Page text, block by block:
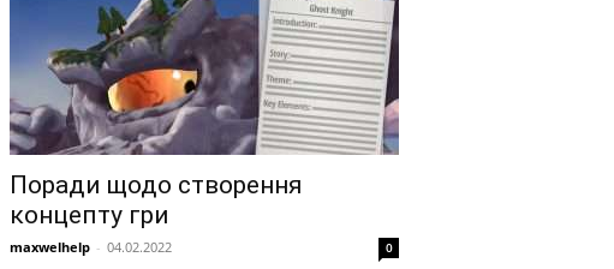
Поради щодо створення
концепту гри
maxwelhelp - 04.02.2022 0